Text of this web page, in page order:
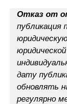
Отказ от
публикация
дату
обновлять
регулярно